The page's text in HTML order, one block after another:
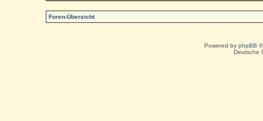
Foren-Übersicht
Powered by phpBB
Deutsche